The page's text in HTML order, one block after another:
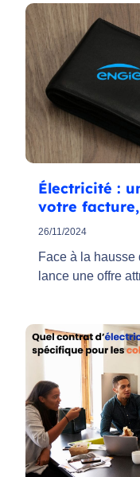
Électricité :
votre
26/11/2024
Face à la hausse
lance une offre